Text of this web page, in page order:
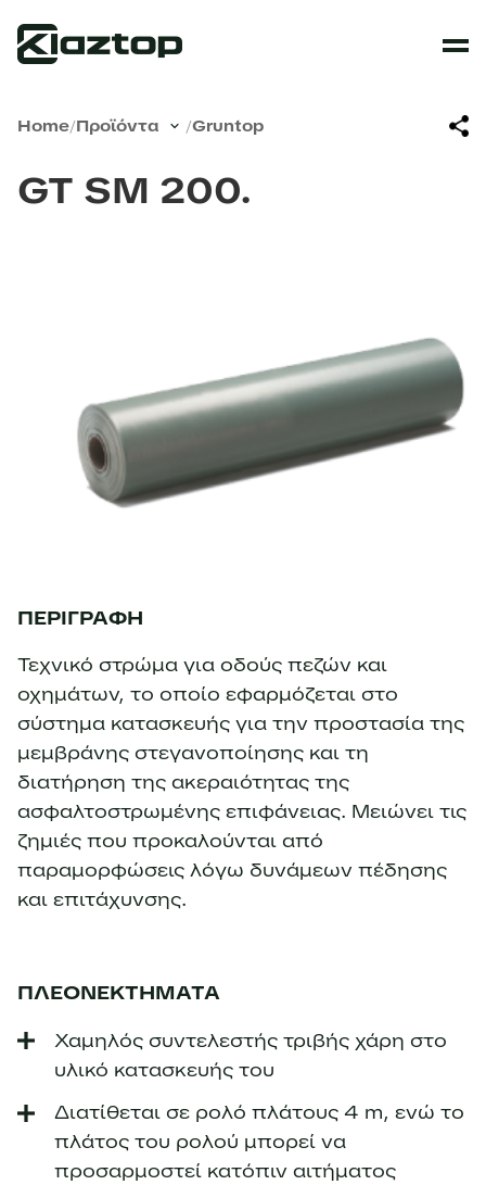
Home/Προϊόντα /Gruntop
GT SM 200
ΠΕΡΙΓΡΑΦΗ
Τεχνικό στρώμα για οδούς πεζών και
οχημάτων, το οποίο εφαρμόζεται στο
σύστημα κατασκευής για την προστασία της
μεμβράνης στεγανοποίησης και τη
διατήρηση της ακεραιότητας της
ασφαλτοστρωμένης επιφάνειας. Μειώνει τις
ζημιές που προκαλούνται από
παραμορφώσεις λόγω δυνάμεων πέδησης
και επιτάχυνσης.
ΠΛΕΟΝΕΚΤΗΜΑΤΑ
Χαμηλός συντελεστής τριβής χάρη στο
υλικό κατασκευής του
Διατίθεται σε ρολό πλάτους 4 m, ενώ το
πλάτος του ρολού μπορεί να
προσαρμοστεί κατόπιν αιτήματος